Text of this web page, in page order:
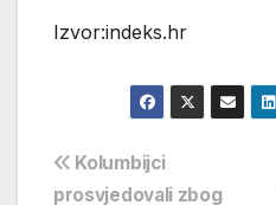
Izvor:indeks.hr
Navigacija
Kolumbijci
prosvjedovali zbog